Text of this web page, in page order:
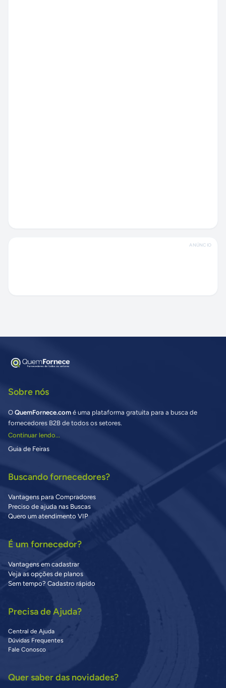
ANÚNCIO
Sobre nós
O QuemFornece.com é uma plataforma gratuita para a busca de
fornecedores B2B de todos os setores.
Continuar lendo...
Guia de Feiras
Buscando fornecedores?
Vantagens para Compradores
Preciso de ajuda nas Buscas
Quero um atendimento VIP
É um fornecedor?
Vantagens em cadastrar
Veja as opções de planos
Sem tempo? Cadastro rápido
Precisa de Ajuda?
Central de Ajuda
Dúvidas Frequentes
Fale Conosco
Quer saber das novidades?